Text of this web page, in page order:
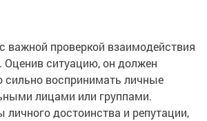
важной проверкой взаимодействия
ситуацию, он должен
сильно воспринимать личные
лицами или группами.
достоинства и репутации,